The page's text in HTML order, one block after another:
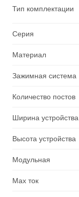
Тип комплектации
Серия
Материал
Зажимная система
Количество постов
Ширина устройства
Высота устройства
Модульная
Max ток